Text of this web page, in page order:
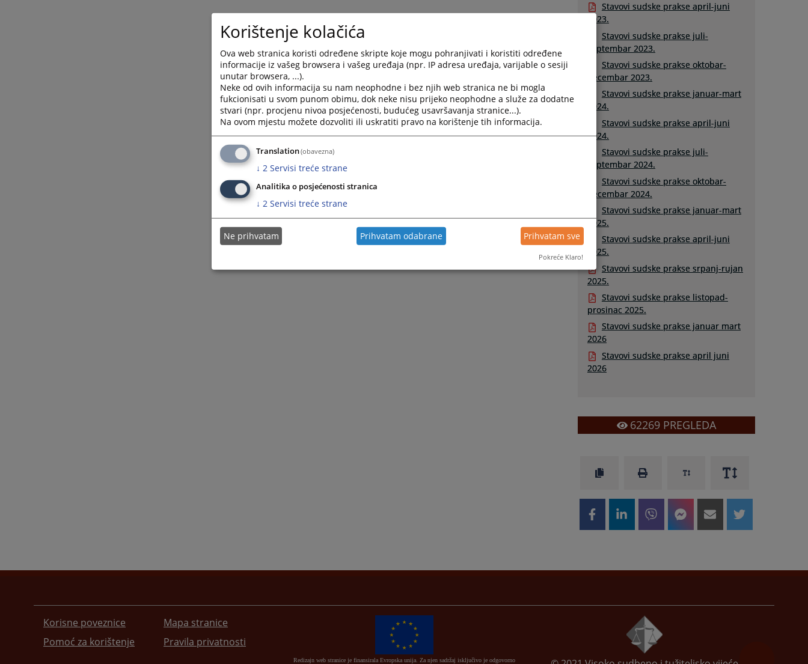
Stavovi sudske prakse april-juni
2023.
Stavovi sudske prakse juli-
septembar 2023.
Stavovi sudske prakse oktobar-
decembar 2023.
Stavovi sudske prakse januar-mart
2024.
Stavovi sudske prakse april-juni
2024.
Stavovi sudske prakse juli-
septembar 2024.
Stavovi sudske prakse oktobar-
decembar 2024.
Stavovi sudske prakse januar-mart
2025.
Stavovi sudske prakse april-juni
2025.
Stavovi sudske prakse srpanj-rujan
2025.
Stavovi sudske prakse listopad-
prosinac 2025.
Stavovi sudske prakse januar mart
2026
Stavovi sudske prakse april juni
2026
62269PREGLEDA
Korisne poveznice
Pomoć za korištenje
Mapa stranice
Pravila privatnosti
Redizajn web stranice je finansirala Evropska unija. Za njen sadržaj isključivo je odgovorno
Korištenje kolačića
Ova web stranica koristi određene skripte koje mogu pohranjivati i koristiti određene
informacije iz vašeg browsera i vašeg uređaja (npr. IP adresa uređaja, varijable o sesiji
unutar browsera, ...).
Neke od ovih informacija su nam neophodne i bez njih web stranica ne bi mogla
fukcionisati u svom punom obimu, dok neke nisu prijeko neophodne a služe za dodatne
stvari (npr. procjenu nivoa posjećenosti, budućeg usavršavanja stranice...).
Na ovom mjestu možete dozvoliti ili uskratiti pravo na korištenje tih informacija.
Translation(obavezna)
↓ 2 Servisi treće strane
Analitika o posjećenosti stranica
↓ 2 Servisi treće strane
Ne prihvatam Prihvatam odabrane Prihvatam sve
Pokreće Klaro!